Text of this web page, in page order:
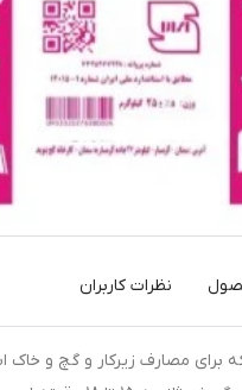
نظرات کاربران
مصارف زیرکار و گچ و خاک